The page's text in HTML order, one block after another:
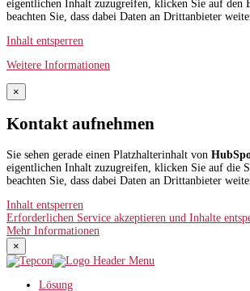
eigentlichen Inhalt zuzugreifen, klicken Sie auf den
beachten Sie, dass dabei Daten an Drittanbieter
Inhalt entsperren
Weitere Informationen
×
Kontakt aufnehmen
Sie sehen gerade einen Platzhalterinhalt von
eigentlichen Inhalt zuzugreifen, klicken Sie auf die
beachten Sie, dass dabei Daten an Drittanbieter
Inhalt entsperren
Erforderlichen Service akzeptieren und Inhalte
Mehr Informationen
×
Lösung